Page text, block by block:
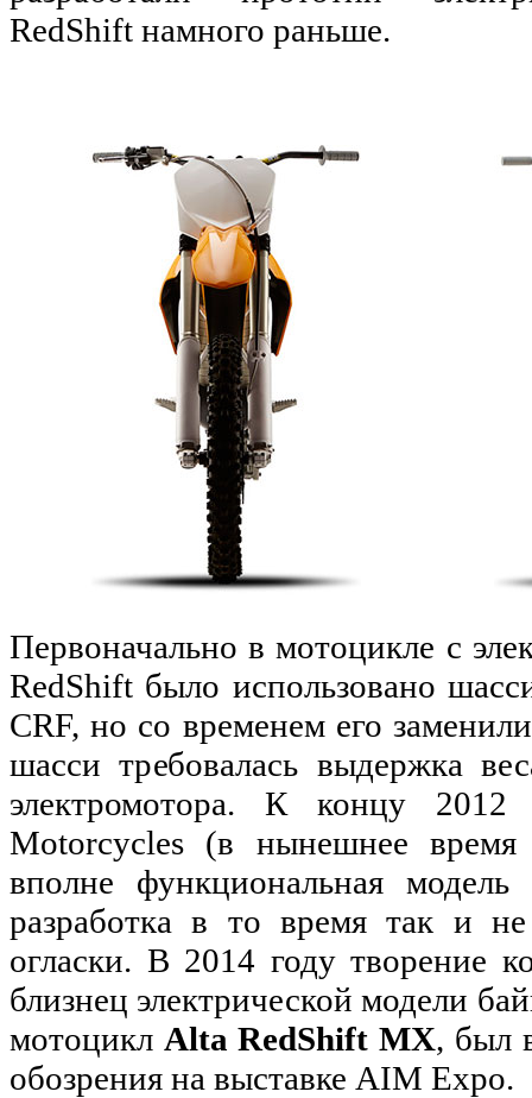
RedShift намного раньше.
Первоначально в мотоцикле с
RedShift было использовано
CRF, но со временем его
шасси требовалась выдержка
электромотора. К концу
Motorcycles (в нынешнее
вполне функциональная модель
разработка в то время так и
огласки. В 2014 году творение
близнец электрической модели
мотоцикл Alta RedShift MX, был
обозрения на выставке AIM Expo.